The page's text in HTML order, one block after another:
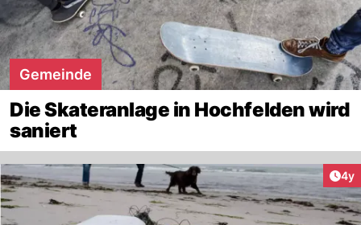
Gemeinde
Die Skateranlage in Hochfelden wird
saniert
4y